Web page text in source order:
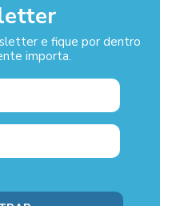
e fique por dentro
importa.